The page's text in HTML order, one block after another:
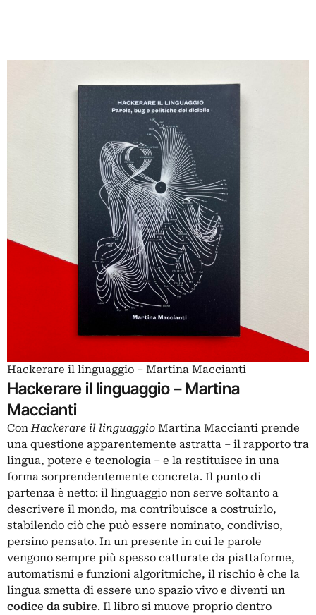
Hackerare il linguaggio – Martina Maccianti
Hackerare il linguaggio – Martina
Maccianti
ConHackerare il linguaggio Martina Maccianti prende
una questione apparentemente astratta – il rapporto tra
lingua, potere e tecnologia – e la restituisce in una
forma sorprendentemente concreta. Il punto di
partenza è netto: il linguaggio non serve soltanto a
descrivere il mondo, ma contribuisce a costruirlo,
stabilendo ciò che può essere nominato, condiviso,
persino pensato. In un presente in cui le parole
vengono sempre più spesso catturate da piattaforme,
automatismi e funzioni algoritmiche, il rischio è che la
lingua smetta di essere uno spazio vivo e diventi un
codice da subire. Il libro si muove proprio dentro